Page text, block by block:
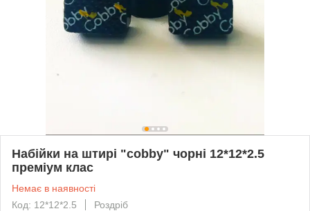
Набійки на штирі "cobby" чорні 12*12*2.5
преміум клас
Немає в наявності
Код: 12*12*2.5
Роздріб